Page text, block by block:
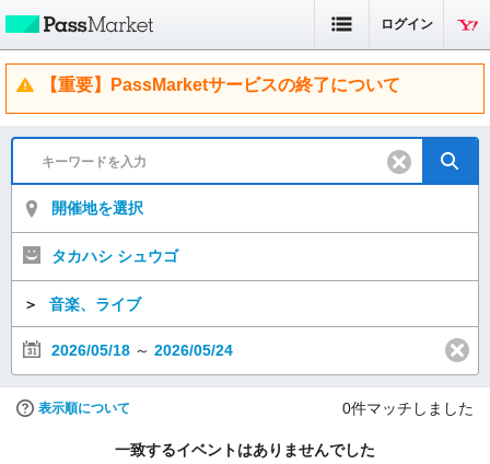
ログイン
【重要】PassMarketサービスの終了について
開催地を選択
タカハシ シュウゴ
＞ 音楽、ライブ
2026/05/18 ～ 2026/05/24
表示順について 0件マッチしました
一致するイベントはありませんでした